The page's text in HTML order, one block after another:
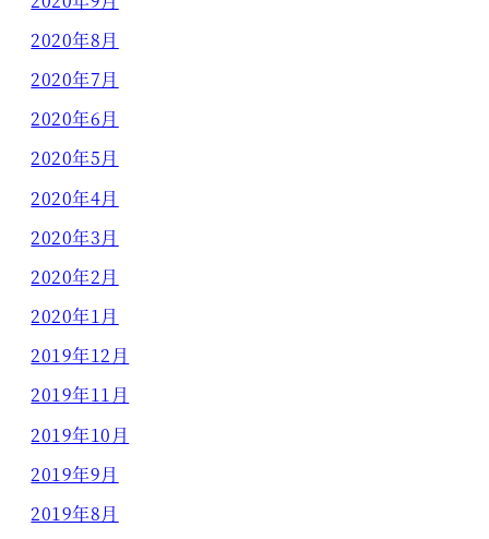
2020年8月
2020年7月
2020年6月
2020年5月
2020年4月
2020年3月
2020年2月
2020年1月
2019年12月
2019年11月
2019年10月
2019年9月
2019年8月